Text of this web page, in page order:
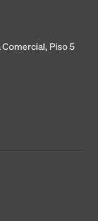
Piso 5